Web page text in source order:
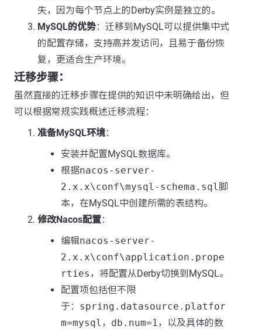
失，因为每个节点上的Derby实例是独立的。
MySQL的优势：迁移到MySQL可以提供集中式
的配置存储，支持高并发访问，且易于备份恢
复，更适合生产环境。
迁移步骤：
虽然直接的迁移步骤在提供的知识中未明确给出，但
可以根据常规实践概述迁移流程：
准备MySQL环境：
安装并配置MySQL数据库。
根据nacos-server-
2.x.x\conf\mysql-schema.sql脚
本，在MySQL中创建所需的表结构。
修改Nacos配置：
编辑nacos-server-
2.x.x\conf\application.prope
rties ，将配置从Derby切换到MySQL。
配置项包括但不限
于： spring.datasource.platfor
m=mysql ， db.num=1，以及具体的数